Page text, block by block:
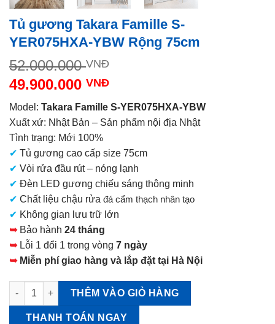
Tủ gương Takara Famille S-
YER075HXA-YBW Rộng 75cm
52.000.000VNĐ
52.000.000 VNĐ.
49.900.000 VNĐ
hiện
tại
là:
49.900.000 VNĐ.
Model: Takara Famille S-YER075HXA-YBW
Xuất xứ: Nhật Bản – Sản phẩm nội địa Nhật
Tình trạng: Mới 100%
✔ Tủ gương cao cấp size 75cm
✔ Vòi rửa đầu rút – nóng lạnh
✔ Đèn LED gương chiếu sáng thông minh
✔ Chất liệu chậu rửa đá cẩm thạch nhân tạo
✔ Không gian lưu trữ lớn
➥Bảo hành 24 tháng
➥Lỗi 1 đổi 1 trong vòng 7 ngày
➥Miễn phí giao hàng và lắp đặt tại Hà Nội
Tủ gương Takara Famille S-YER075HXA-YBW Rộng 75cm số
THÊM VÀO GIỎ HÀNG
THANH TOÁN NGAY